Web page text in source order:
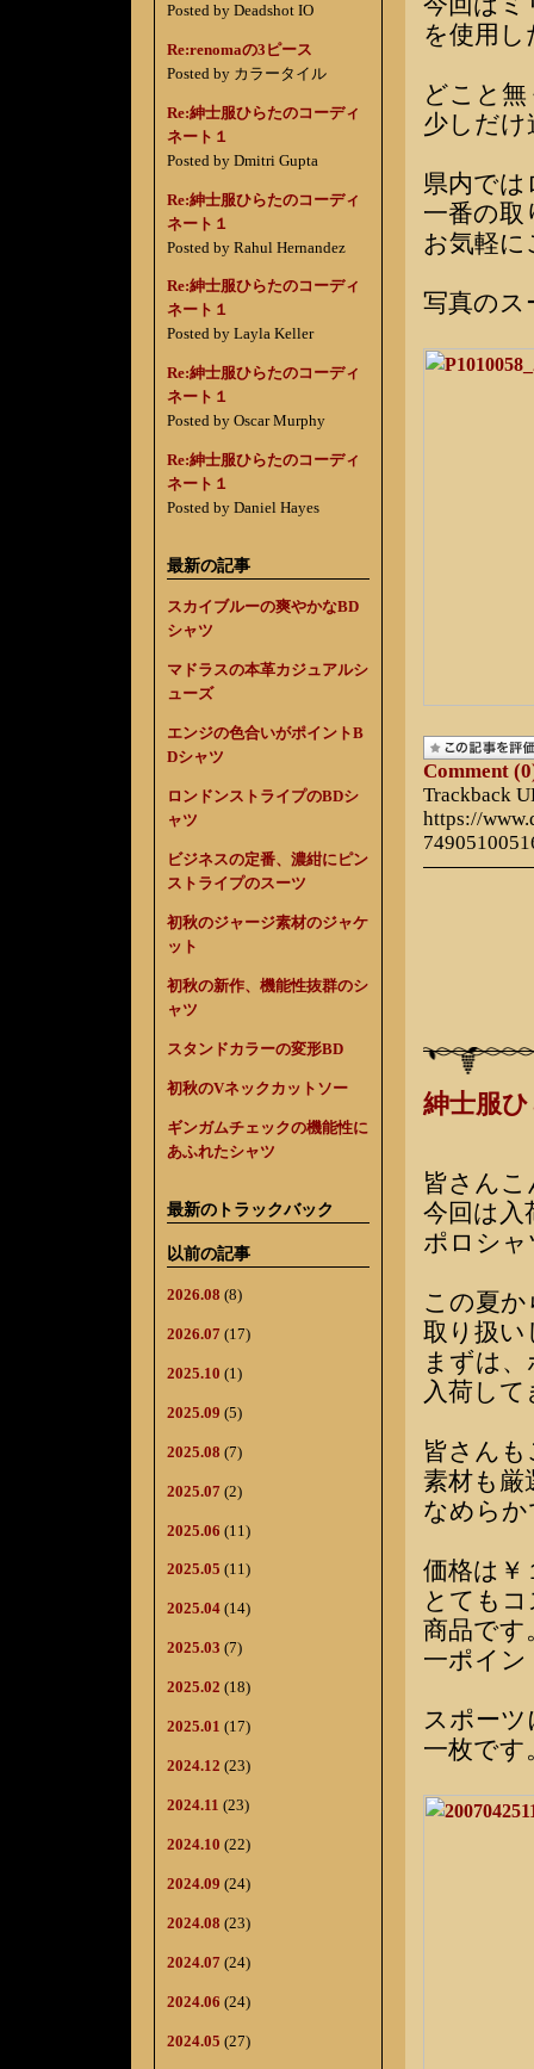
Posted by Deadshot IO
Re:renomaの3ピース
Posted by カラータイル
Re:紳士服ひらたのコーディ
ネート１
Posted by Dmitri Gupta
Re:紳士服ひらたのコーディ
ネート１
Posted by Rahul Hernandez
Re:紳士服ひらたのコーディ
ネート１
Posted by Layla Keller
Re:紳士服ひらたのコーディ
ネート１
Posted by Oscar Murphy
Re:紳士服ひらたのコーディ
ネート１
Posted by Daniel Hayes
最新の記事
スカイブルーの爽やかなBD
シャツ
マドラスの本革カジュアルシ
ューズ
エンジの色合いがポイントB
Dシャツ
ロンドンストライプのBDシ
ャツ
ビジネスの定番、濃紺にピン
ストライプのスーツ
初秋のジャージ素材のジャケ
ット
初秋の新作、機能性抜群のシ
ャツ
スタンドカラーの変形BD
初秋のVネックカットソー
ギンガムチェックの機能性に
あふれたシャツ
最新のトラックバック
以前の記事
2026.08 (8)
2026.07 (17)
2025.10 (1)
2025.09 (5)
2025.08 (7)
2025.07 (2)
2025.06 (11)
2025.05 (11)
2025.04 (14)
2025.03 (7)
2025.02 (18)
2025.01 (17)
2024.12 (23)
2024.11 (23)
2024.10 (22)
2024.09 (24)
2024.08 (23)
2024.07 (24)
2024.06 (24)
2024.05 (27)
を使用し
どこと
少しだ
県内で
一番の
お気軽
写真のス
Comment
Trackback
https://
紳士服
皆さん
今回は入
ポロシ
この夏
取り扱い
まずは
入荷し
皆さん
素材も厳
なめら
価格は￥
とても
商品です
一ポイ
スポー
一枚です